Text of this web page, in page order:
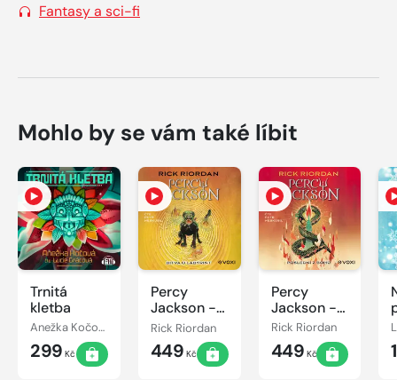
Fantasy a sci-fi
Mohlo by se vám také líbit
Trnitá
kletba
Anežka Kočová
299 Kč
Percy
Jackson -
Bitva o
labyrint
Rick Riordan
449 Kč
Percy
Jackson -
Poslední z
bohů
Rick Riordan
449 Kč